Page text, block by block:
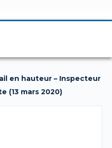
en hauteur – Inspecteur
(13 mars 2020)